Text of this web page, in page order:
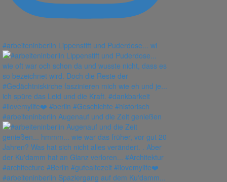
#arbeiteninberlin Lippenstift und Puderdose... wi
#arbeiteninberlin Augenauf und die Zeit genießen
#arbeiteninberlin Spaziergang auf dem Ku'damm...